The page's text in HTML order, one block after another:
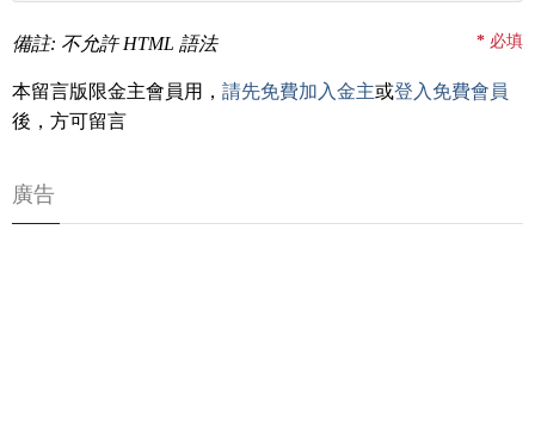
備註: 不允許 HTML 語法 * 必填
本留言版限金主會員用， 請先免費加入金主或登入免費會員
後，方可留言
廣告